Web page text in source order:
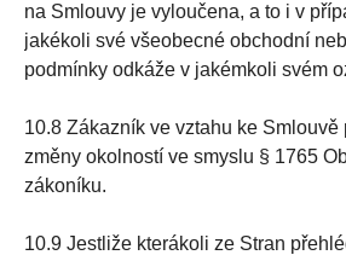
na Smlouvy je vyloučena, a to i v
jakékoli své všeobecné obchodní
podmínky odkáže v jakémkoli svém
10.8 Zákazník ve vztahu ke
změny okolností ve smyslu § 1765
zákoníku.
10.9 Jestliže kterákoli ze Stran